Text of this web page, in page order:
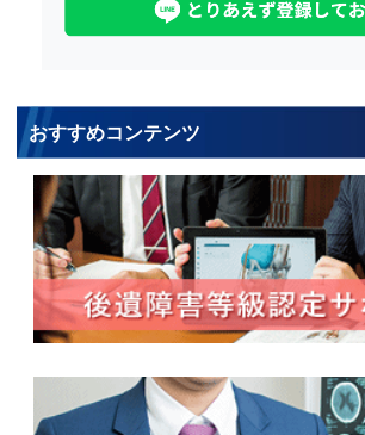
おすすめコンテンツ